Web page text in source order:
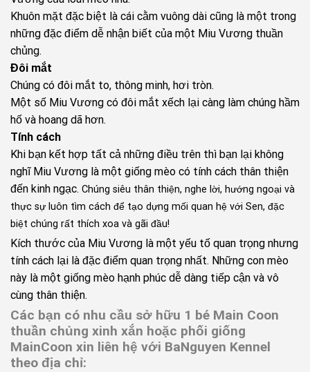
Khuôn mặt đặc biệt là cái cằm vuông dài cũng là một trong
những đặc điểm dễ nhận biết của một Miu Vương thuần
chủng.
Đôi mắt
Chúng có đôi mắt to, thông minh, hơi tròn.
Một số Miu Vương có đôi mắt xếch lại càng làm chúng hầm
hố và hoang dã hơn.
Tính cách
Khi bạn kết hợp tất cả những điều trên thì bạn lại không
nghĩ Miu Vương là một giống mèo có tính cách thân thiện
đến kinh ngạc. Chúng siêu thân thiện, nghe lời, hướng ngoại và
thực sự luôn tìm cách để tạo dựng mối quan hệ với Sen, đặc
biệt chúng rất thích xoa và gãi đầu!
Kích thước của Miu Vương là một yếu tố quan trọng nhưng
tính cách lại là đặc điểm quan trọng nhất. Những con mèo
này là một giống mèo hạnh phúc dễ dàng tiếp cận và vô
cùng thân thiện.
Các bạn có nhu cầu sở hữu 1 bé Main Coon
thuần chủng xinh xắn hoặc phối giống
MainCoon xin liên hệ với BaNguyen Kennel
theo địa chỉ: